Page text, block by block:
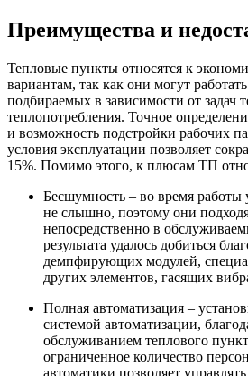
Преимущества и
Тепловые пункты относятся к
вариантам, так как они могут
подбираемых в зависимости от задач
теплопотребления. Точное
и возможность подстройки рабочих
условия эксплуатации позволяет
15%. Помимо этого, к плюсам ТП
Бесшумность – во время работы
не слышно, поэтому они
непосредственно в
результата удалось добиться
демпфирующих модулей,
других элементов, гасящих
Полная автоматизация –
системой автоматизации,
обслуживанием теплового
ограниченное количество
автоматики позволяет